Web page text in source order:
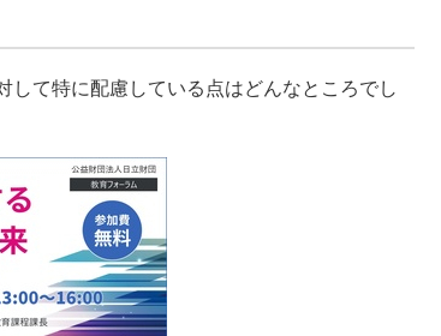
て特に配慮している点はどんなところでし